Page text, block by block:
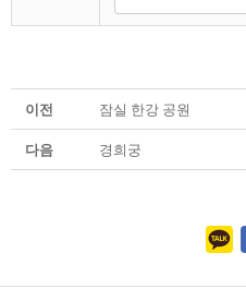
이전 잠실 한강 공원
다음 경희궁